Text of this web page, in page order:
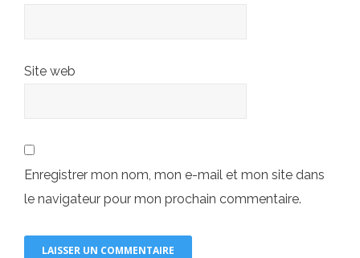
Site web
Enregistrer mon nom, mon e-mail et mon site dans
le navigateur pour mon prochain commentaire.